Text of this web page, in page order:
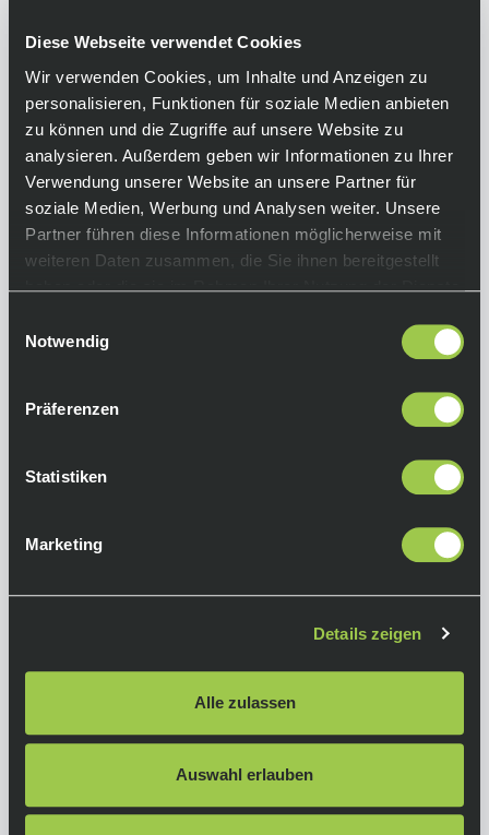
Diese Webseite verwendet Cookies
Wir verwenden Cookies, um Inhalte und Anzeigen zu
personalisieren, Funktionen für soziale Medien anbieten
zu können und die Zugriffe auf unsere Website zu
analysieren. Außerdem geben wir Informationen zu Ihrer
Verwendung unserer Website an unsere Partner für
soziale Medien, Werbung und Analysen weiter. Unsere
Partner führen diese Informationen möglicherweise mit
weiteren Daten zusammen, die Sie ihnen bereitgestellt
haben oder die sie im Rahmen Ihrer Nutzung der Dienste
Notwendig
Präferenzen
Statistiken
Marketing
Details zeigen
Alle zulassen
Auswahl erlauben
Nadellager eindringen können. So bleibt das
geschützt und trocken. Alle, die leichte und
race-orientierte Pedale suchen, werden mit
den Eggbeater 3 von CrankBrothers mehr als
zufrieden sein.
Equipment
Funktionen:
• Gravel-, MTB-, XC-Klickpedal
• 4-seitiger Einstieg
• anpassbarer Float und Auslösewinkel (15° /
• doppeltes Dichtungssystem
52 mm
Pedalkörper aus Edelstahl gegossen; Flügel
aus 17-4PH Edelstahl; Spindel aus